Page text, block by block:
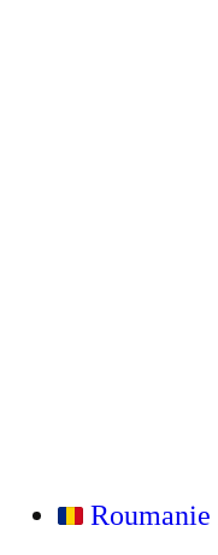
Roumanie